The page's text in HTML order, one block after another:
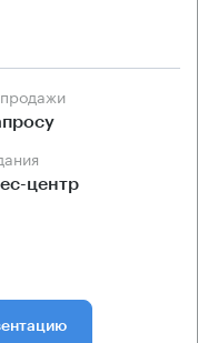
продажи
центр